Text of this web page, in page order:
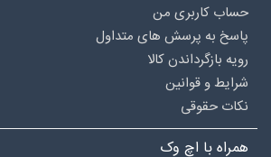
حساب کاربری من
پاسخ به پرسش های متداول
رویه بازگرداندن کالا
شرایط و قوانین
نکات حقوقی
همراه با اچ وک